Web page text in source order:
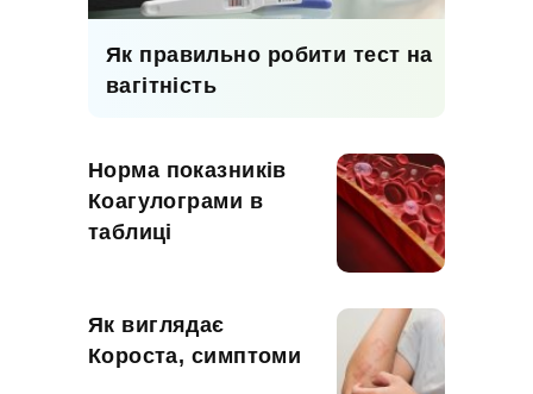
Як правильно робити тест на
вагітність
Норма показників
Коагулограми в
таблиці
Як виглядає
Короста, симптоми